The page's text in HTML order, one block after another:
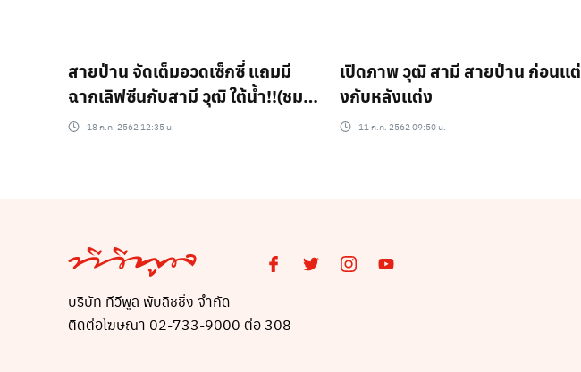
สายป่าน จัดเต็มอวดเซ็กซี่ แถมมี
ฉากเลิฟซีนกับสามี วุฒิ ใต้น้ำ!!(ชม
คลิป)18 ก.ค. 2562 12:35 น.
เปิดภาพ วุฒิ สามี สายป่าน ก่อนเเต่
งกับหลังเเต่ง
11 ก.ค. 2562 09:50 น.
บริษัท ทีวีพูล พับลิชชิ่ง จำกัด
ติดต่อโฆษณา 02-733-9000 ต่อ 308